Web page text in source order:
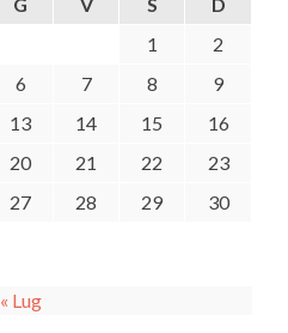
1
2
6 7 8
9
13 14 15
16
20 21 22
23
27 28 29
30
« Lug